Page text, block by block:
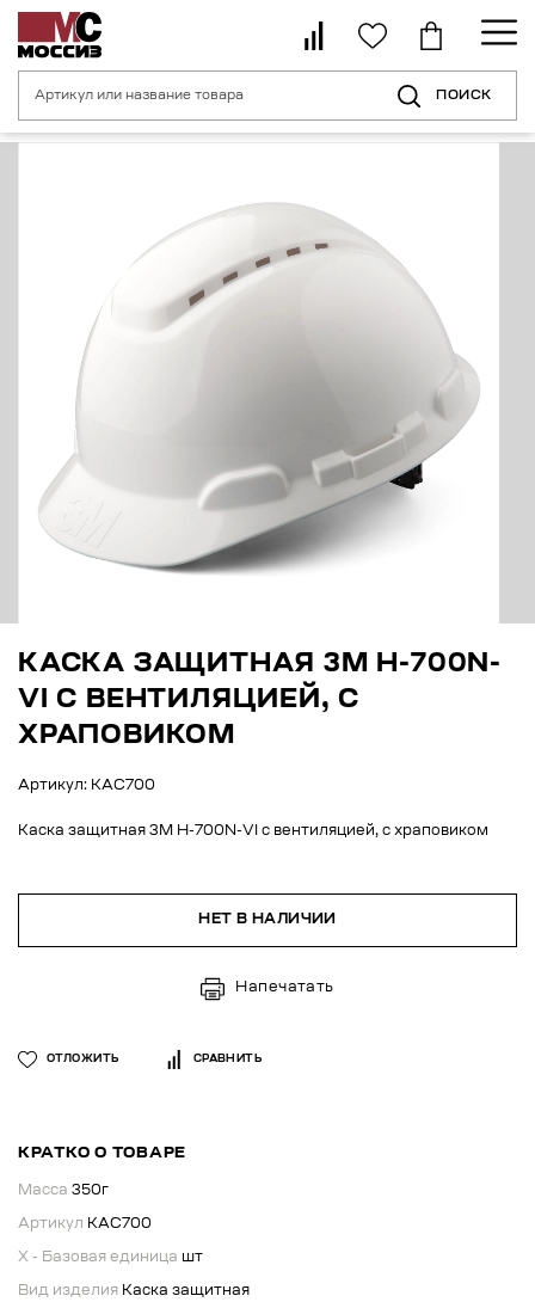
ПОИСК
Главная страница Средства индивидуальной защиты
КАСКА ЗАЩИТНАЯ 3M H-700N-
VI С ВЕНТИЛЯЦИЕЙ, С
ХРАПОВИКОМ
Артикул: КАС700
Каска защитная 3M H-700N-VI с вентиляцией, с храповиком
НЕТ В НАЛИЧИИ
Напечатать
ОТЛОЖИТЬ СРАВНИТЬ
КРАТКО О ТОВАРЕ
Масса 350г
Артикул КАС700
X - Базовая единица шт
Вид изделия Каска защитная